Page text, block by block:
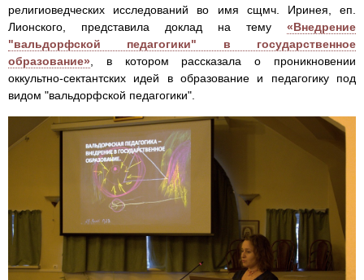
религиоведческих исследований во имя сщмч. Иринея, еп.
Лионского, представила доклад на тему «Внедрение
"вальдорфской педагогики" в государственное
образование» , в котором рассказала о проникновении
оккультно-сектантских идей в образование и педагогику под
видом "вальдорфской педагогики".